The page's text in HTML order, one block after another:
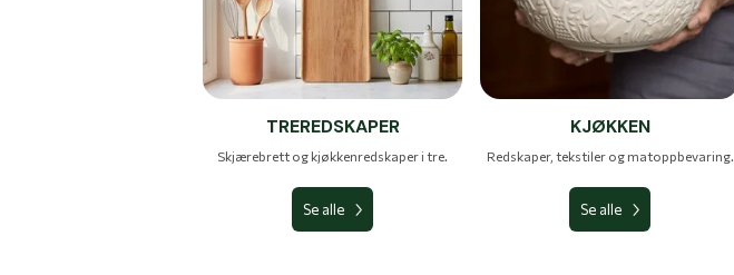
TREREDSKAPER
Skjærebrett og kjøkkenredskaper i tre.
Se alle
KJØKKEN
Redskaper, tekstiler og matoppbevaring.
Se alle